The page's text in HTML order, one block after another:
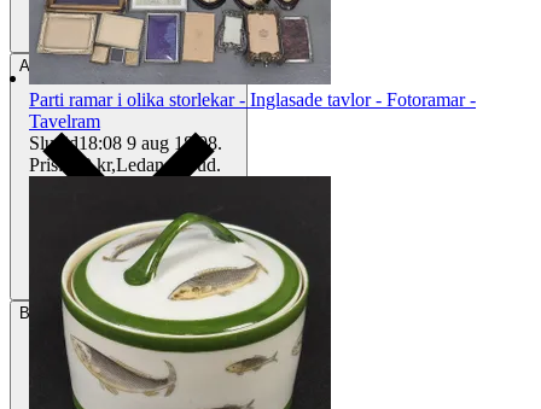
AvhämtningÖstersund, Sverige
BetalningVia Tradera
Parti ramar i olika storlekar - Inglasade tavlor - Fotoramar -
Tavelram
Sluttid18:08 9 aug 18:08.
Pris:
320 kr,Ledande bud.